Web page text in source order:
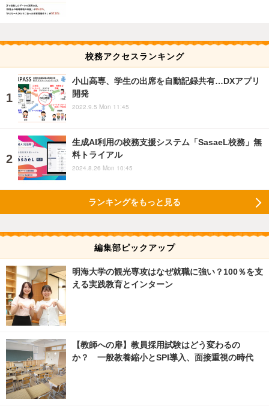
校務アクセスランキング
小山高専、学生の出席を自動記録共有…DXアプリ
開発
2022.9.5 Mon 11:45
生成AI利用の校務支援システム「SasaeL校務」無
料トライアル
2024.8.26 Mon 10:45
ランキングをもっと見る
編集部ピックアップ
明海大学の観光専攻はなぜ就職に強い？100％を支
える実践教育とインターン
【教師への扉】教員採用試験はどう変わるの
か？ 一般教養縮小とSPI導入、面接重視の時代